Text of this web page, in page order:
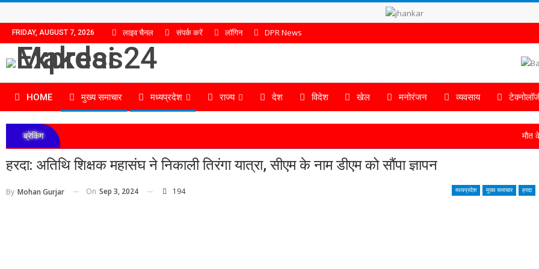
FRIDAY, AUGUST 7, 2026 लाइव चैनल संपर्क करें लॉगिन DPR News
HOME मुख्य समाचार मध्यप्रदेश राज्य देश विदेश खेल मनोरंजन व्यवसाय
ब्रेकिंग मौत के साए
हरदा: अतिथि शिक्षक महासंघ ने निकाली तिरंगा यात्रा, सीएम के नाम डीएम को सौंपा ज्ञापन
मध्यप्रदेश मुख्य समाचार हरदा
By Mohan Gurjar On Sep 3, 2024 194